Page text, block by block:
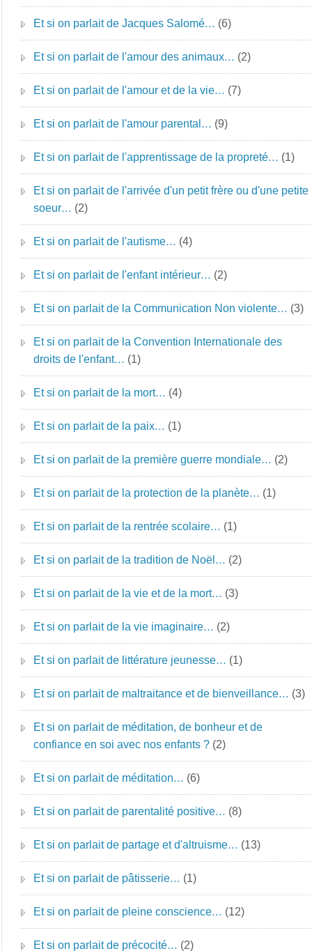
Et si on parlait de Jacques Salomé… (6)
Et si on parlait de l'amour des animaux… (2)
Et si on parlait de l'amour et de la vie… (7)
Et si on parlait de l'amour parental… (9)
Et si on parlait de l'apprentissage de la propreté… (1)
Et si on parlait de l'arrivée d'un petit frère ou d'une petite
soeur… (2)
Et si on parlait de l'autisme… (4)
Et si on parlait de l'enfant intérieur… (2)
Et si on parlait de la Communication Non violente… (3)
Et si on parlait de la Convention Internationale des
droits de l'enfant… (1)
Et si on parlait de la mort… (4)
Et si on parlait de la paix… (1)
Et si on parlait de la première guerre mondiale… (2)
Et si on parlait de la protection de la planète… (1)
Et si on parlait de la rentrée scolaire… (1)
Et si on parlait de la tradition de Noël… (2)
Et si on parlait de la vie et de la mort… (3)
Et si on parlait de la vie imaginaire… (2)
Et si on parlait de littérature jeunesse… (1)
Et si on parlait de maltraitance et de bienveillance… (3)
Et si on parlait de méditation, de bonheur et de
confiance en soi avec nos enfants ? (2)
Et si on parlait de méditation… (6)
Et si on parlait de parentalité positive… (8)
Et si on parlait de partage et d'altruisme… (13)
Et si on parlait de pâtisserie… (1)
Et si on parlait de pleine conscience… (12)
Et si on parlait de précocité… (2)